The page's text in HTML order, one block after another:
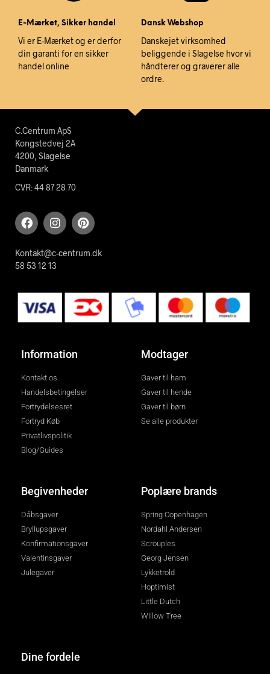
E-Mærket, Sikker handel
Vi er E-Mærket og er derfor
din garanti for en sikker
handel online
Dansk Webshop
Danskejet virksomhed
beliggende i Slagelse hvor vi
håndterer og graverer alle
ordre.
C.Centrum ApS
Kongstedvej 2A
4200, Slagelse
Danmark
CVR: 44 87 28 70
Kontakt@c-centrum.dk
58 53 12 13
Information
Kontakt os
Handelsbetingelser
Fortrydelsesret
Fortryd Køb
Privatlivspolitik
Blog/Guides
Modtager
Gaver til ham
Gaver til hende
Gaver til børn
Se alle produkter
Begivenheder
Dåbsgaver
Bryllupsgaver
Konfirmationsgaver
Valentinsgaver
Julegaver
Poplære brands
Spring Copenhagen
Nordahl Andersen
Scrouples
Georg Jensen
Lykketrold
Hoptimist
Little Dutch
Willow Tree
Dine fordele